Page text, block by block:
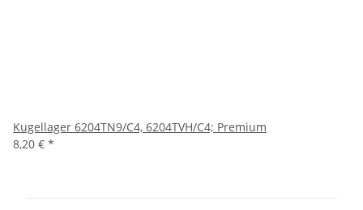
Kugellager 6204TN9/C4, 6204TVH/C4; Premium
8,20 € *